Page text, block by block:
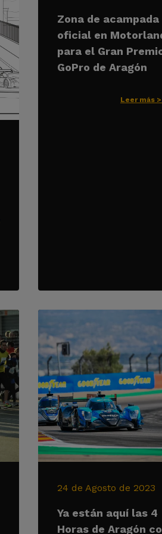
Zona de acampada
oficial en
para el Gran
GoPro de Aragón
Leer más
24 de Agosto de 2023
Ya están aquí las 4
Horas de Aragón